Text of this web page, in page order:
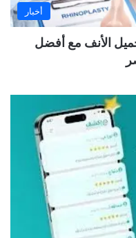
أخبار
الأنف مع أفضل